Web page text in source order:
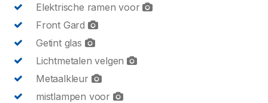
Elektrische ramen voor
Front Gard
Getint glas
Lichtmetalen velgen
Metaalkleur
mistlampen voor